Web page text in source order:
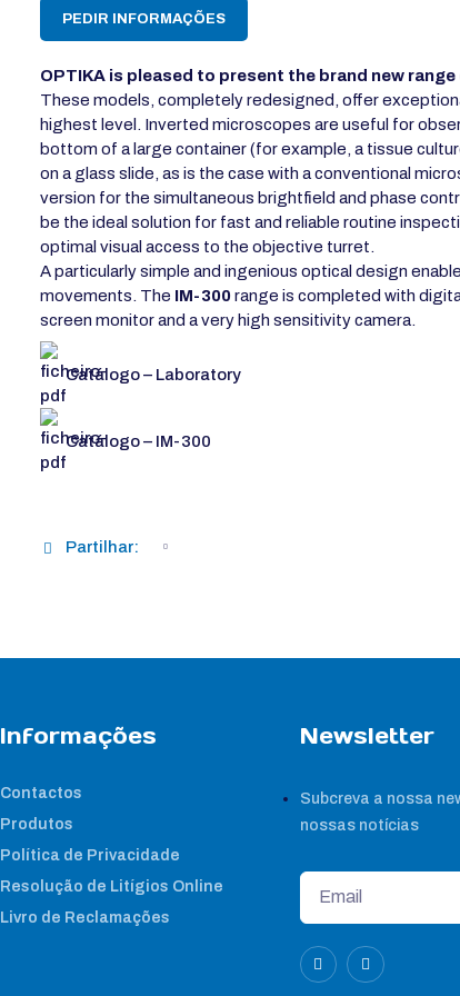
PEDIR INFORMAÇÕES
OPTIKA is pleased to present the brand new
These models, completely redesigned, offer
highest level. Inverted microscopes are useful for
bottom of a large container (for example, a tissue
on a glass slide, as is the case with a conventional
version for the simultaneous brightfield and phase
be the ideal solution for fast and reliable routine
optimal visual access to the objective turret.
A particularly simple and ingenious optical design
movements. The IM-300range is completed with
screen monitor and a very high sensitivity camera.
Catálogo – Laboratory
Catálogo – IM-300
Partilhar:
Informações
Contactos
Produtos
Política de Privacidade
Resolução de Litígios Online
Livro de Reclamações
Newsletter
Subcreva a nossa
nossas notícias